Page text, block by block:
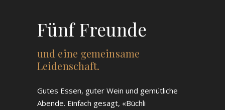
Fünf Freunde
und eine gemeinsame
Leidenschaft.
Gutes Essen, guter Wein und gemütliche
Abende. Einfach gesagt, «Büchli